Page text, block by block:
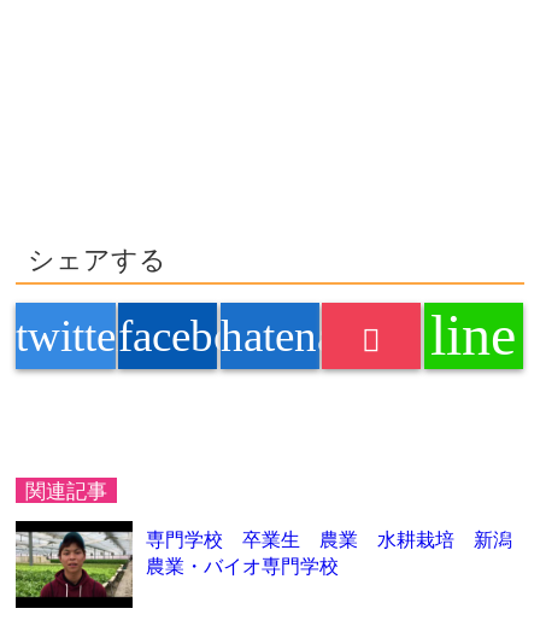
シェアする
twitterfacebookhatenabookmark
line
関連記事
専門学校 卒業生 農業 水耕栽培 新潟
農業・バイオ専門学校